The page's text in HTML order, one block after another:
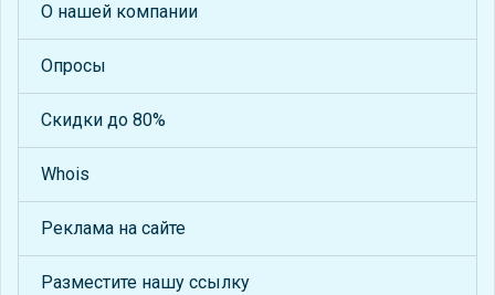
О нашей компании
Опросы
Скидки до 80%
Whois
Реклама на сайте
Разместите нашу ссылку